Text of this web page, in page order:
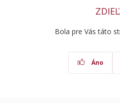
Bola pre Vás táto
Áno